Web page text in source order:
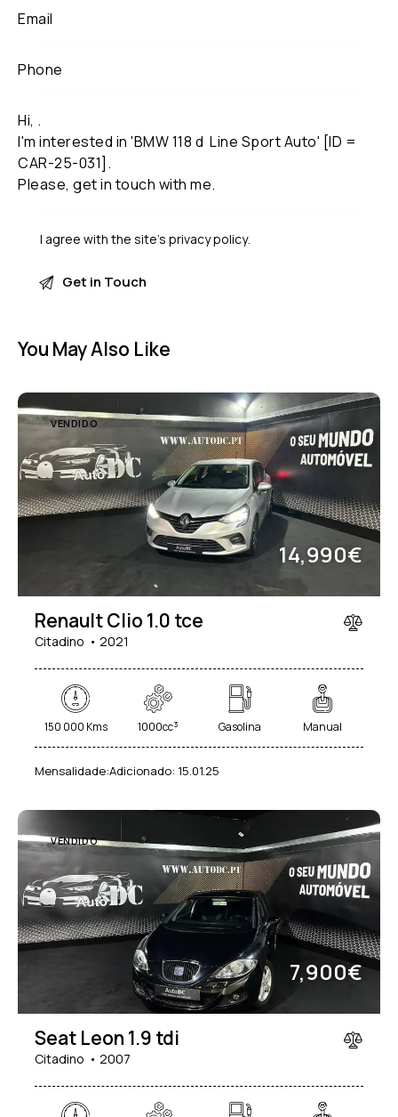
I agree with the site’sprivacy policy.
You May Also Like
VENDIDO
14,990€
Renault Clio 1.0 tce
Citadino 2021
150 000 Kms 1000cc3 Gasolina Manual
Mensalidade:Adicionado: 15.01.25
VENDIDO
7,900€
Seat Leon 1.9 tdi
Citadino 2007